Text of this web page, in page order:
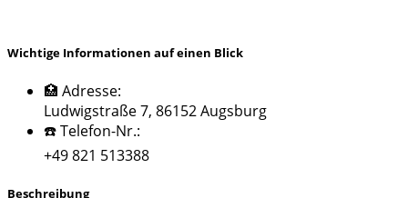
Wichtige Informationen auf einen Blick
🏥 Adresse:
Ludwigstraße 7, 86152 Augsburg
☎️ Telefon-Nr.:
+49 821 513388
Beschreibung